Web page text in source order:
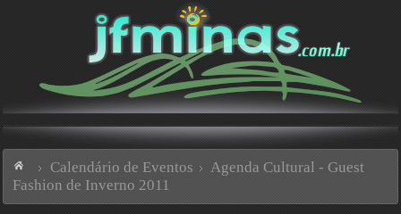
Calendário de Eventos
Agenda Cultural - Guest
Fashion de Inverno 2011